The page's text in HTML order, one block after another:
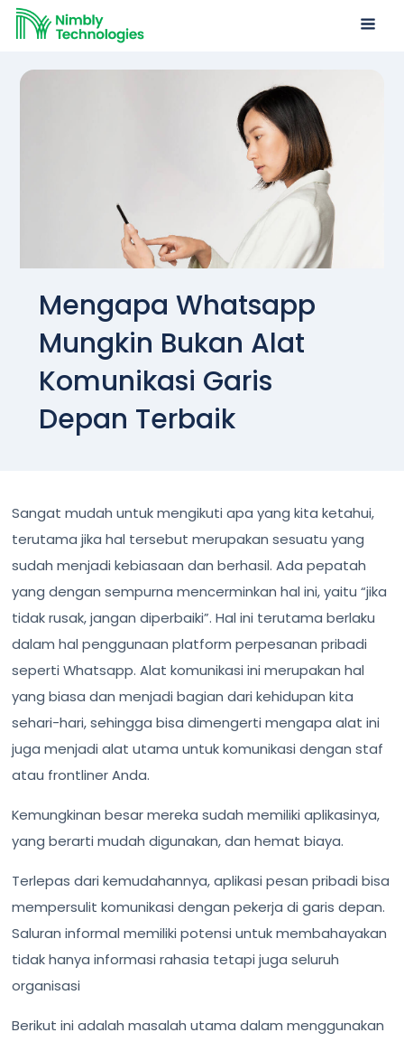
Mengapa Whatsapp
Mungkin Bukan Alat
Komunikasi Garis
Depan Terbaik
Sangat mudah untuk mengikuti apa yang kita ketahui,
terutama jika hal tersebut merupakan sesuatu yang
sudah menjadi kebiasaan dan berhasil. Ada pepatah
yang dengan sempurna mencerminkan hal ini, yaitu “jika
tidak rusak, jangan diperbaiki”. Hal ini terutama berlaku
dalam hal penggunaan platform perpesanan pribadi
seperti Whatsapp. Alat komunikasi ini merupakan hal
yang biasa dan menjadi bagian dari kehidupan kita
sehari-hari, sehingga bisa dimengerti mengapa alat ini
juga menjadi alat utama untuk komunikasi dengan staf
atau frontliner Anda.
Kemungkinan besar mereka sudah memiliki aplikasinya,
yang berarti mudah digunakan, dan hemat biaya.
Terlepas dari kemudahannya, aplikasi pesan pribadi bisa
mempersulit komunikasi dengan pekerja di garis depan.
Saluran informal memiliki potensi untuk membahayakan
tidak hanya informasi rahasia tetapi juga seluruh
organisasi
Berikut ini adalah masalah utama dalam menggunakan